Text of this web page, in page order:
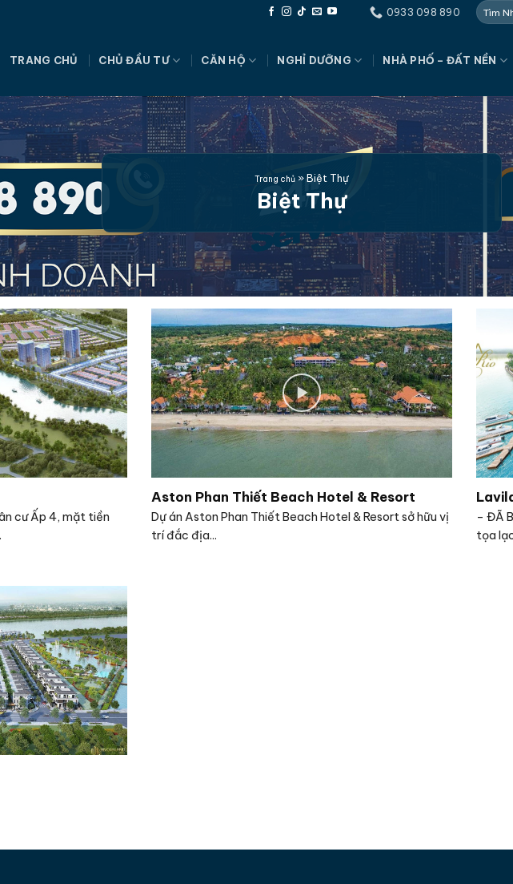
0933 098 890
TRANG CHỦ CHỦ ĐẦU TƯ CĂN HỘ NGHỈ DƯỠNG NHÀ PHỐ – ĐẤT NỀN
Trang chủ »Biệt Thự
Biệt Thự
cư Ấp 4, mặt tiền
Aston Phan Thiết Beach Hotel & Resort
Dự án Aston Phan Thiết Beach Hotel & Resort sở hữu vị
trí đắc địa...
– ĐÃ
tọa